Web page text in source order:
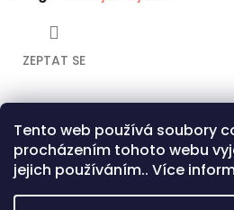
Tento web používá soubory
procházením tohoto webu
jejich používáním.. Více
ZEPTAT SE
Twitter
Popis